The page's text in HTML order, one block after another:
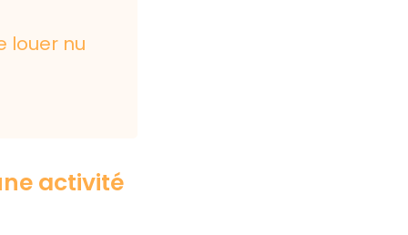
louer nu
activité